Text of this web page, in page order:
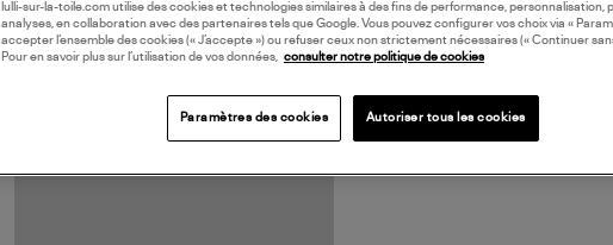
lulli-sur-la-toile.com utilise des cookies et technologies similaires à des fins de performance, personnalisation,
analyses, en collaboration avec des partenaires tels que Google. Vous pouvez configurer vos choix via «
accepter l’ensemble des cookies (« J’accepte ») ou refuser ceux non strictement nécessaires (« Continuer
Pour en savoir plus sur l’utilisation de vos données, consulter notre politique de cookies
Paramètres des cookies Autoriser tous les cookies